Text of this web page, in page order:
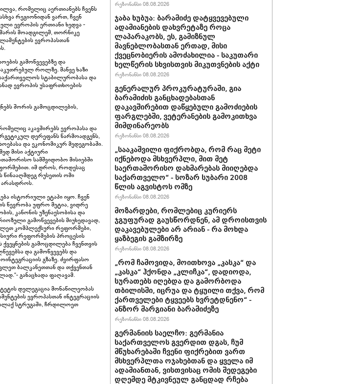
რომელიც აერთიანებს ჩვენს
რეგიონიდან ვართ, ჩვენ
ევროპის ერთიანი ხედვა -
მოადგილემ, თორნიკე
ევროპასთან
გამოწვევებზე და
როლზე. მანვე ხაზი
სტაბილურობასა და
ევროპის უსაფრთხოების
შორის გამოცდილების,
აკავშირებს ევროპასა და
დერეფანს წარმოადგენს,
და ეკონომიკურ მედეგობაში.
მისი აქტიური
სამშვიდობო მისიებში
იმ დროს, როდესაც
წინააღმდეგ რუსეთის ომი
არასდროს.
ისტორიული ეტაპი იყო. ჩვენ
წევრობა უფრო მეტია, ვიდრე
კანონის უზენაესობისა და
გამოწვევების მიუხედავად,
კომპლექსური რეფორმები,
რეფორმების პროცესის
გამოცდილება ჩვენთვის
და გამოწვევებს და
გზაზე. ძვირფასო
ბალკანეთთან და თქვენთან
განაცხადა ფაღავამ.
დელეგაცია მონაწილეობას
ევროპასთან ინტეგრაციის
სტრუგაში, ჩრდილოეთ
რეზონანსი 08.08.2026
ჯაბა ხუბუა: ბარამიძე დატყვევებული
ადამიანების დახვრეტაზე როცა
ლაპარაკობს, ეს, გამიზნულ
მავნებლობასთან ერთად, მისი
ქვეცნობიერის ამოძახილია - საკუთარი
ხელწერის სხვისთვის მიკუთვნების აქტი
რეზონანსი 08.08.2026
გენერალურ პროკურატურაში, გია
ბარამიძის განცხადებასთან
დაკავშირებით დაწყებული გამოძიების
ფარგლებში, ვეტერანების გამოკითხვა
მიმდინარეობს
რეზონანსი 08.08.2026
„სააკაშვილი ფიქრობდა, რომ რაც მეტი
იქნებოდა მსხვერპლი, მით მეტ
საერთაშორისო დახმარებას მიიღებდა
საქართველო“ - სოზარ სუბარი 2008
წლის აგვისტოს ომზე
რეზონანსი 08.08.2026
მოზარდები, რომლებიც კურიერს
ჯგუფურად გაუსწორდნენ, ამ დროისთვის
დაკავებულები არ არიან - რა მოხდა
ყაზბეგის გამზირზე
რეზონანსი 08.08.2026
„რომ ჩამოვიდა, მოითხოვა „კასკა“ და
„კასკა“ ჰქონდა „კლიჩკა“, დადიოდა,
სურათებს იღებდა და გამორბოდა
თბილისში, იცრუა და ტყუილი თქვა, რომ
ქართველები ტყვეებს ხვრეტდნენო“ -
ანზორ მარგიანი ბარამიძეზე
რეზონანსი 08.08.2026
გერმანიის საელჩო: გერმანია
საქართველოს გვერდით დგას, ჩუმ
მწუხარებაში ჩვენი ფიქრებით ვართ
მსხვერპლთა ოჯახებთან და ყველა იმ
ადამიანთან, ვისთვისაც ომის შედეგები
დღემდე მტკივნეულ განცდად რჩება